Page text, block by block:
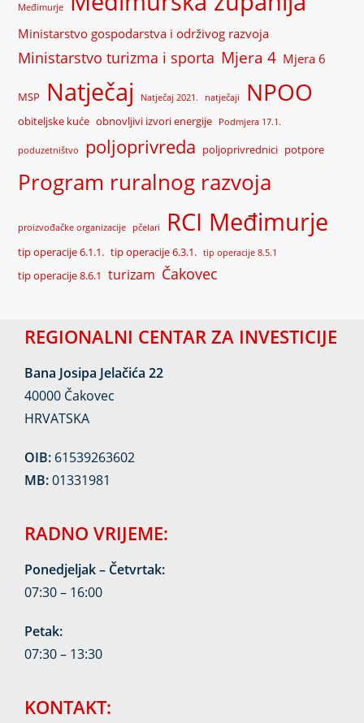
Međimurje
Ministarstvo gospodarstva i održivog razvoja
Ministarstvo turizma i sporta Mjera 4 Mjera 6
MSP Natječaj Natječaj 2021. natječaji NPOO
obiteljske kuće obnovljivi izvori energije Podmjera 17.1.
poduzetništvo poljoprivreda poljoprivrednici potpore
Program ruralnog razvoja
proizvođačke organizacije pčelari RCI Međimurje
tip operacije 6.1.1. tip operacije 6.3.1. tip operacije 8.5.1
tip operacije 8.6.1 turizam Čakovec
REGIONALNI CENTAR ZA INVESTICIJE
Bana Josipa Jelačića 22
40000 Čakovec
HRVATSKA
OIB: 61539263602
MB:01331981
RADNO VRIJEME:
Ponedjeljak – Četvrtak:
07:30 – 16:00
Petak:
07:30 – 13:30
KONTAKT: